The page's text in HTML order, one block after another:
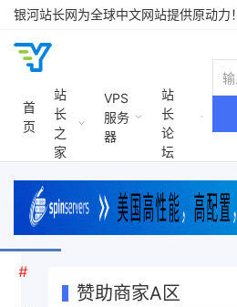
银河站长网为全球中文网站提供原动力！
首
页
站
长
之
家
VPS
服务
器
站
长
论
坛
#
赞助商家A区